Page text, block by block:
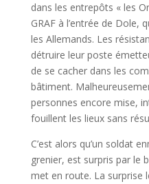
dans les entrepôts « les
GRAF à l’entrée de Dole,
les Allemands. Les
détruire leur poste
de se cacher dans les
bâtiment.
personnes encore mise,
fouillent les lieux sans
C’est alors qu’un soldat
grenier, est surpris par le
met en route. La surprise